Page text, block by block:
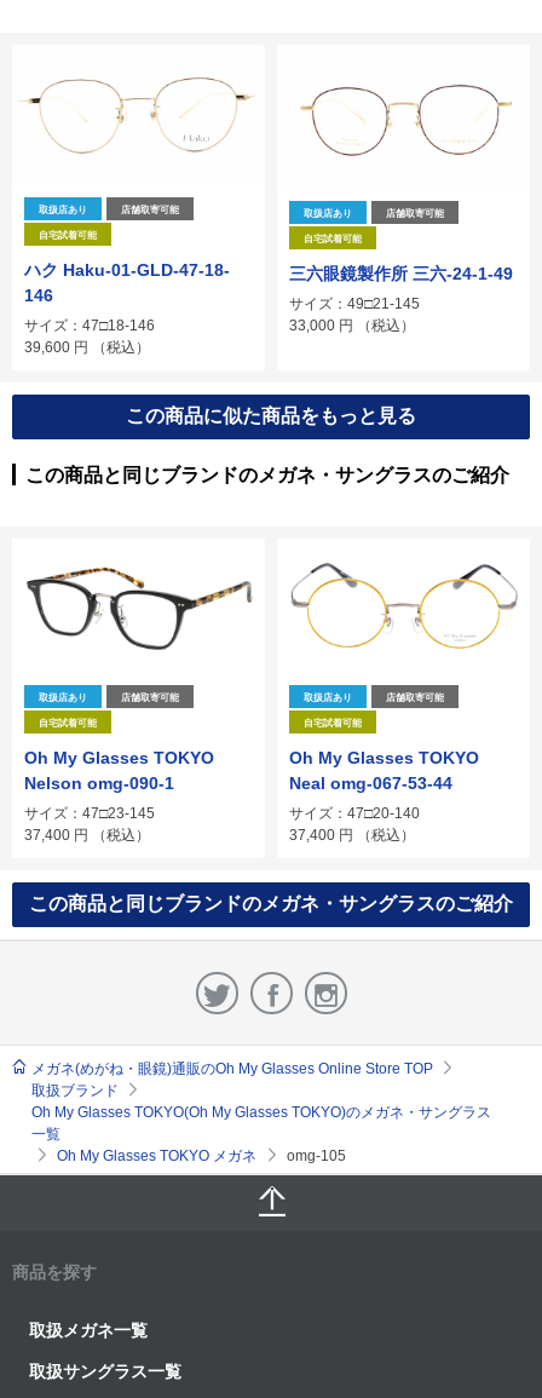
取扱店あり 店舗取寄可能
自宅試着可能
ハク Haku-01-GLD-47-18-
146
サイズ：47□18-146
39,600 円 （税込）
取扱店あり 店舗取寄可能
自宅試着可能
三六眼鏡製作所 三六-24-1-49
サイズ：49□21-145
33,000 円 （税込）
この商品に似た商品をもっと見る
この商品と同じブランドのメガネ・サングラスのご紹介
取扱店あり 店舗取寄可能
自宅試着可能
Oh My Glasses TOKYO
Nelson omg-090-1
サイズ：47□23-145
37,400 円 （税込）
取扱店あり 店舗取寄可能
自宅試着可能
Oh My Glasses TOKYO
Neal omg-067-53-44
サイズ：47□20-140
37,400 円 （税込）
この商品と同じブランドのメガネ・サングラスのご紹介
メガネ(めがね・眼鏡)通販のOh My Glasses Online Store TOP
取扱ブランド
Oh My Glasses TOKYO(Oh My Glasses TOKYO)のメガネ・サングラス
一覧
Oh My Glasses TOKYO メガネ
omg-105
商品を探す
取扱メガネ一覧
取扱サングラス一覧